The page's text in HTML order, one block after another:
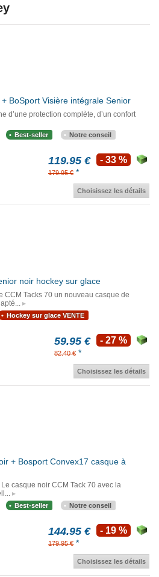
BoSport Visière intégrale Senior
d’une protection complète, d’un confort
Best-seller Notre conseil
119.95 €
179.95 € *
- 33 %
Choisissez les détails
noir hockey sur glace
CCM Tacks 70 un nouveau casque de
Hockey sur glace VENTE
59.95 €
82.40 € *
- 27 %
Choisissez les détails
+ Bosport Convex17 casque à
casque noir CCM Tack 70 avec la
Best-seller Notre conseil
144.95 €
179.95 € *
- 19 %
Choisissez les détails